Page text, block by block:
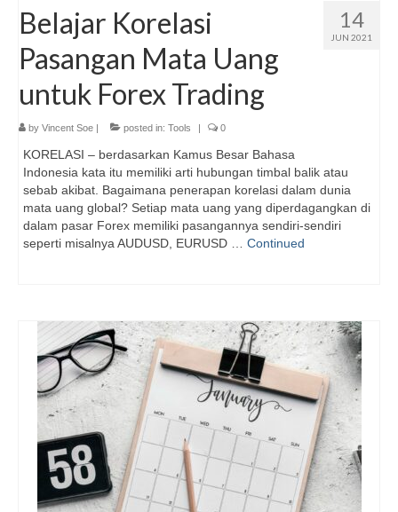
14
JUN 2021
Belajar Korelasi
Pasangan Mata Uang
untuk Forex Trading
by Vincent Soe | posted in: Tools | 0
KORELASI – berdasarkan Kamus Besar Bahasa
Indonesia kata itu memiliki arti hubungan timbal balik atau
sebab akibat. Bagaimana penerapan korelasi dalam dunia
mata uang global? Setiap mata uang yang diperdagangkan di
dalam pasar Forex memiliki pasangannya sendiri-sendiri
seperti misalnya AUDUSD, EURUSD … Continued